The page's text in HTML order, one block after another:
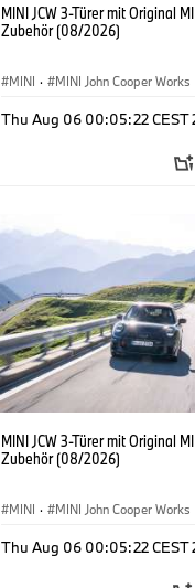
MINI JCW 3-Türer mit Original
Zubehör (08/2026)
MINI · MINI John Cooper Works
Sonderausstattungen, Zubehör
Thu Aug 06 00:05:22 CEST
MINI JCW 3-Türer mit Original
Zubehör (08/2026)
MINI · MINI John Cooper Works
Sonderausstattungen, Zubehör
Thu Aug 06 00:05:22 CEST